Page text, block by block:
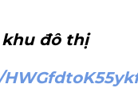
đô thị